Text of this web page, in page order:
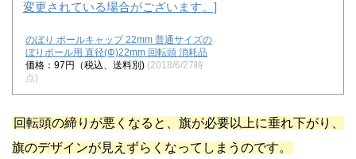
のぼり ポールキャップ 22mm 普通サイズの
ぼりポール用 直径(Φ)22mm 回転頭 消耗品
価格：97円（税込、送料別) (2018/6/27時
点)
回転頭の締りが悪くなると、旗が必要以上に垂れ下がり、
旗のデザインが見えずらくなってしまうのです。